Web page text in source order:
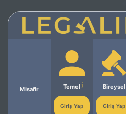
Misafir Temel
Giriş Yap
Bireysel
Giriş Yap